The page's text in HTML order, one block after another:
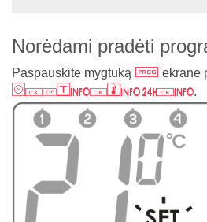
Norėdami pradėti
Paspauskite mygtuką h ekrane
mirksintis.